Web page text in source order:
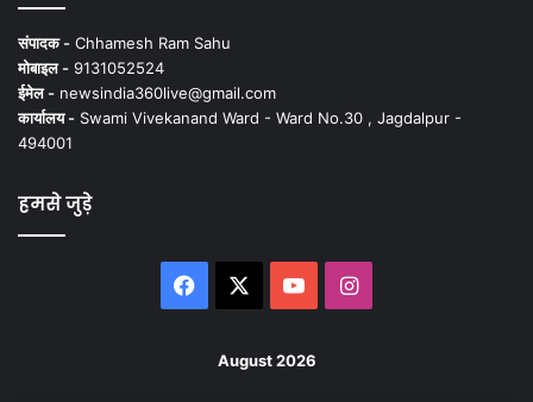
संपादक - Chhamesh Ram Sahu
मोबाइल - 9131052524
ईमेल - newsindia360live@gmail.com
कार्यालय - Swami Vivekanand Ward - Ward No.30 , Jagdalpur -
494001
हमसे जुड़े
Facebook YouTubeInstagram
August 2026